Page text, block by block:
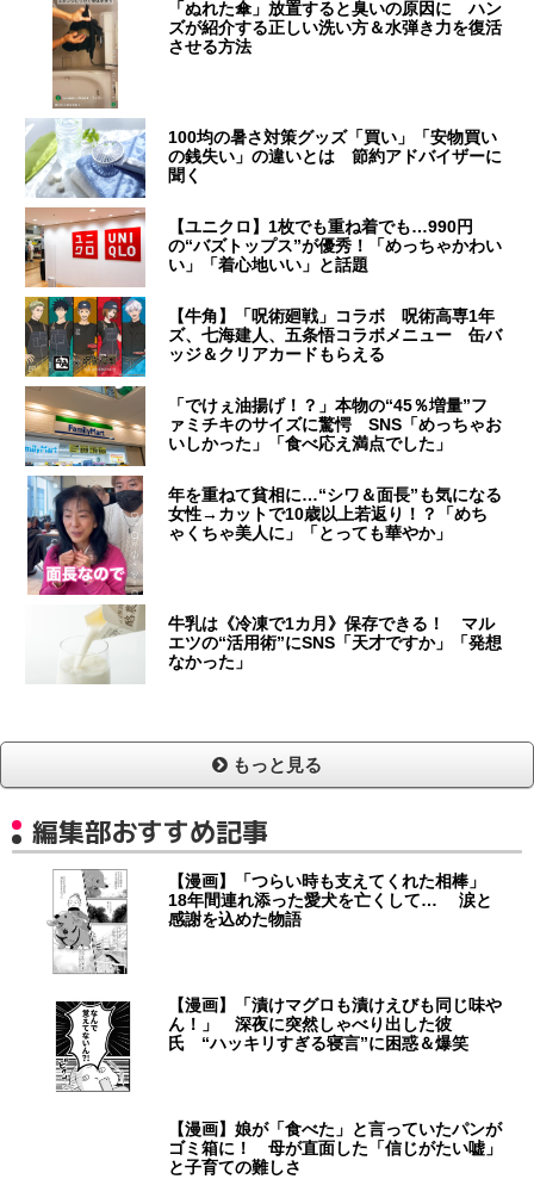
「ぬれた傘」放置すると臭いの原因に ハン
ズが紹介する正しい洗い方＆水弾き力を復活
させる方法
100均の暑さ対策グッズ「買い」「安物買い
の銭失い」の違いとは 節約アドバイザーに
聞く
【ユニクロ】1枚でも重ね着でも…990円
の“バズトップス”が優秀！「めっちゃかわい
い」「着心地いい」と話題
【牛角】「呪術廻戦」コラボ 呪術高専1年
ズ、七海建人、五条悟コラボメニュー 缶バ
ッジ＆クリアカードもらえる
「でけぇ油揚げ！？」本物の“45％増量”フ
ァミチキのサイズに驚愕 SNS「めっちゃお
いしかった」「食べ応え満点でした」
年を重ねて貧相に…“シワ＆面長”も気になる
女性→カットで10歳以上若返り！？「めち
ゃくちゃ美人に」「とっても華やか」
牛乳は《冷凍で1カ月》保存できる！ マル
エツの“活用術”にSNS「天才ですか」「発想
なかった」
もっと見る
編集部おすすめ記事
【漫画】「つらい時も支えてくれた相棒」
18年間連れ添った愛犬を亡くして… 涙と
感謝を込めた物語
【漫画】「漬けマグロも漬けえびも同じ味や
ん！」 深夜に突然しゃべり出した彼
氏 “ハッキリすぎる寝言”に困惑＆爆笑
【漫画】娘が「食べた」と言っていたパンが
ゴミ箱に！ 母が直面した「信じがたい嘘」
と子育ての難しさ